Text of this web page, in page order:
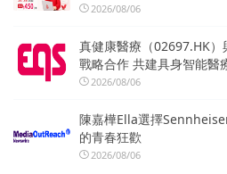
2026/08/06
真健康醫療（02697.HK
戰略合作 共建具身智能醫
2026/08/06
陳嘉樺Ella選擇
的青春狂歡
2026/08/06